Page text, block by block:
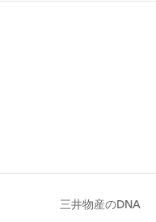
三井物産のDNA